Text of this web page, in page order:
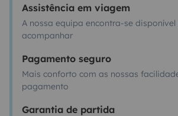
Assistência em viagem
A nossa equipa encontra-se
acompanhar
Pagamento seguro
Mais conforto com as nossas
pagamento
Garantia de partida